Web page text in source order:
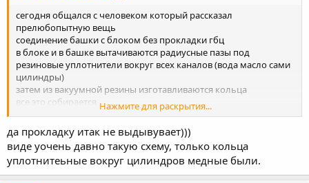
сегодня общался с человеком который рассказал
прелюбопытную вещь
соединение башки с блоком без прокладки гбц
в блоке и в башке вытачиваются радиусные пазы под
резиновые уплотнители вокруг всех каналов (вода масло сами
цилиндры)
затем из вакуумной резины изготавливаются кольца
все это собирается
в результате проблемы выдува прокладки нет как таковой
они все это собирали на блоке 2109 с проставкой и коленом от
опеля
получалось 2 литра
ехало хорошо только коробки меняли часто
кто нибудь слышал о такой технологии ?
Нажмите для раскрытия...
да прокладку итак не выдывувает)))
виде уочень давно такую схему, только кольца
уплотнитеьные вокруг цилиндров медные были.